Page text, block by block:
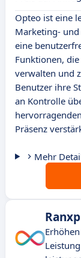
Opteo ist eine
Marketing-
eine
Funktionen,
verwalten und
Benutzer ihre
an Kontrolle
Präsenz
Mehr